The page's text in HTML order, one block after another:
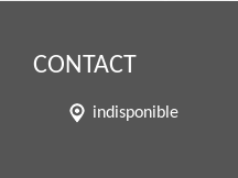
CONTACT
indisponible